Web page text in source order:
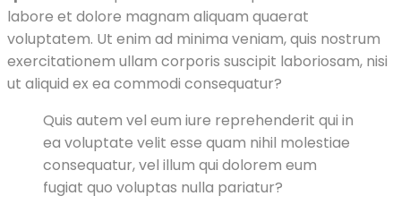
labore et dolore magnam aliquam quaerat
voluptatem. Ut enim ad minima veniam, quis nostrum
exercitationem ullam corporis suscipit laboriosam, nisi
ut aliquid ex ea commodi consequatur?
Quis autem vel eum iure reprehenderit qui in
ea voluptate velit esse quam nihil molestiae
consequatur, vel illum qui dolorem eum
fugiat quo voluptas nulla pariatur?